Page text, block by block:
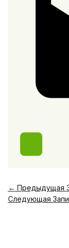
← Предыдущая
Следующая